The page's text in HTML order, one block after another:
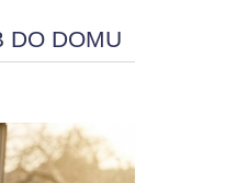
DO DOMU